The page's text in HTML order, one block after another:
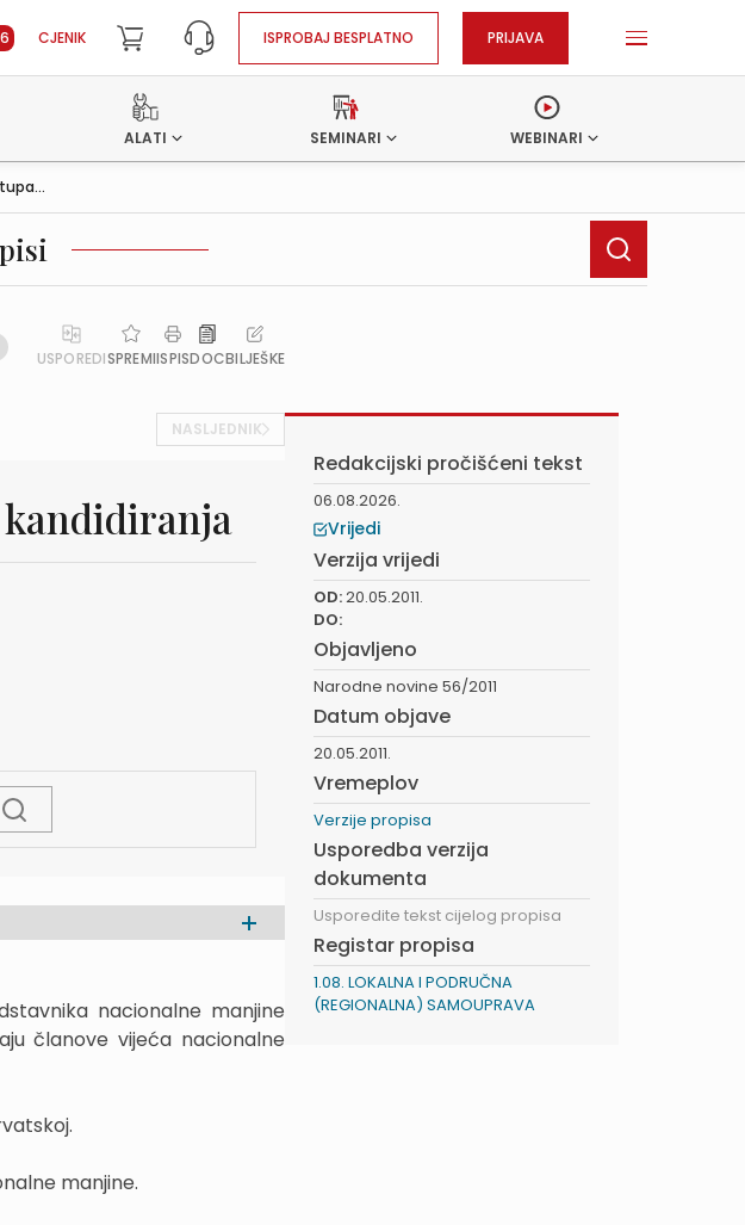
CJENIK ISPROBAJ BESPLATNO PRIJAVA
ALATI SEMINARI WEBINARI
USPOREDISPREMIISPISDOCBILJEŠKE
NASLJEDNIK
nacionalne manjine
članove vijeća nacionalne
manjine.
Redakcijski pročišćeni tekst
06.08.2026.
Vrijedi
Verzija vrijedi
OD:20.05.2011.
DO:
Objavljeno
Narodne novine 56/2011
Datum objave
20.05.2011.
Vremeplov
Verzije propisa
Usporedba verzija
dokumenta
Usporedite tekst cijelog propisa
Registar propisa
1.08. LOKALNA I PODRUČNA
(REGIONALNA) SAMOUPRAVA